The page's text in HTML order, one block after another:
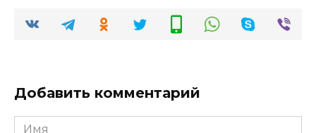
Добавить комментарий
Имя